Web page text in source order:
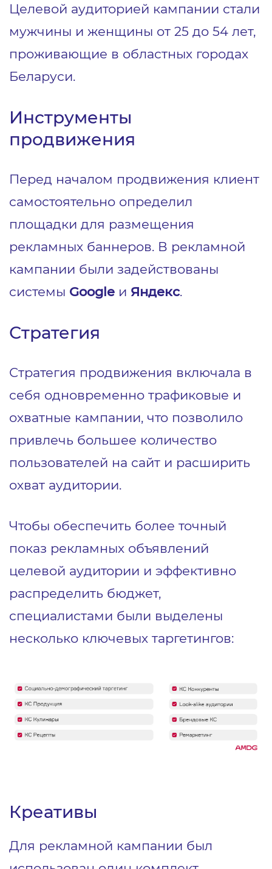
Целевой аудиторией кампании стали
мужчины и женщины от 25 до 54 лет,
проживающие в областных городах
Беларуси.
Инструменты
продвижения
Перед началом продвижения клиент
самостоятельно определил
площадки для размещения
рекламных баннеров. В рекламной
кампании были задействованы
системы Google и Яндекс.
Стратегия
Стратегия продвижения включала в
себя одновременно трафиковые и
охватные кампании, что позволило
привлечь большее количество
пользователей на сайт и расширить
охват аудитории.
Чтобы обеспечить более точный
показ рекламных объявлений
целевой аудитории и эффективно
распределить бюджет,
специалистами были выделены
несколько ключевых таргетингов:
Креативы
Для рекламной кампании был